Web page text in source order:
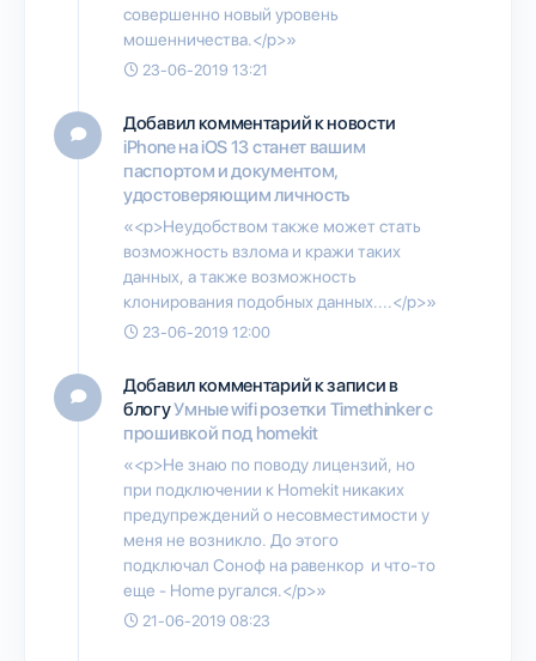
совершенно новый уровень
мошенничества.</p>»
23-06-2019 13:21
Добавил комментарий к новости
iPhone на iOS 13 станет вашим
паспортом и документом,
удостоверяющим личность
«<p>Неудобством также может стать
возможность взлома и кражи таких
данных, а также возможность
клонирования подобных данных....</p>»
23-06-2019 12:00
Добавил комментарий к записи в
блогуУмные wifi розетки Timethinker c
прошивкой под homekit
«<p>Не знаю по поводу лицензий, но
при подключении к Homekit никаких
предупреждений о несовместимости у
меня не возникло. До этого
подключал Соноф на равенкор и что-то
еще - Home ругался.</p>»
21-06-2019 08:23